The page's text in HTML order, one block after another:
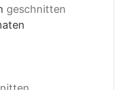
geschnitten